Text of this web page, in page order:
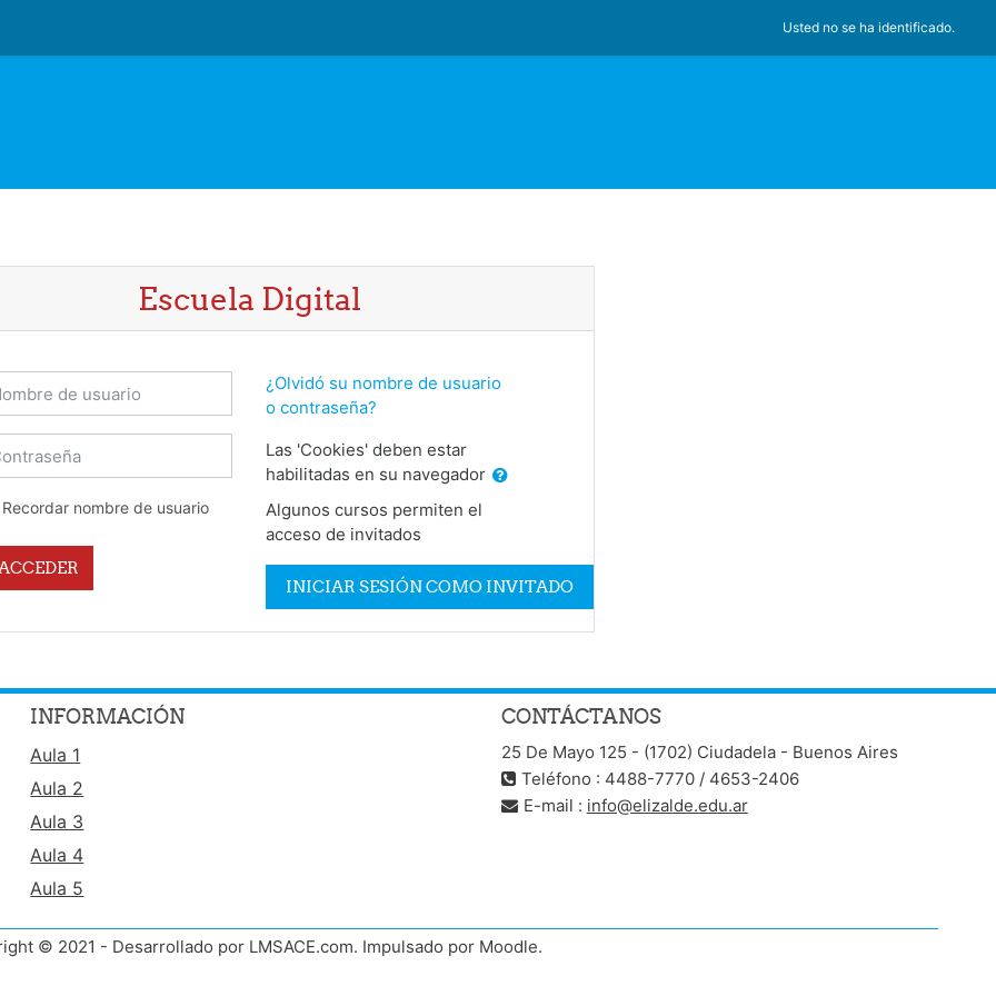
Usted no se ha identificado.
Escuela Digital
de usuario
Recordar nombre de usuario
¿Olvidó su nombre de usuario
o contraseña?
Las 'Cookies' deben estar
habilitadas en su navegador
Algunos cursos permiten el
acceso de invitados
INICIAR SESIÓN COMO INVITADO
INFORMACIÓN
Aula 1
Aula 2
Aula 3
Aula 4
Aula 5
CONTÁCTANOS
25 De Mayo 125 - (1702) Ciudadela - Buenos Aires
Teléfono : 4488-7770 / 4653-2406
E-mail : info@elizalde.edu.ar
© 2021 - Desarrollado por LMSACE.com. Impulsado por Moodle.